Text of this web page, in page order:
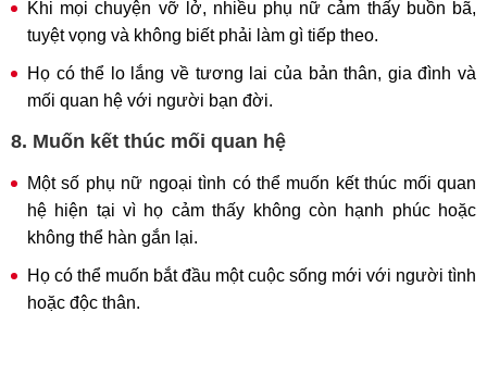
Khi mọi chuyện vỡ lở, nhiều phụ nữ cảm thấy buồn bã,
tuyệt vọng và không biết phải làm gì tiếp theo.
Họ có thể lo lắng về tương lai của bản thân, gia đình và
mối quan hệ với người bạn đời.
8. Muốn kết thúc mối quan hệ
Một số phụ nữ ngoại tình có thể muốn kết thúc mối quan
hệ hiện tại vì họ cảm thấy không còn hạnh phúc hoặc
không thể hàn gắn lại.
Họ có thể muốn bắt đầu một cuộc sống mới với người tình
hoặc độc thân.